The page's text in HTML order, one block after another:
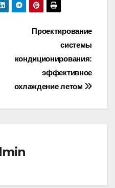
Проектирование
системы
кондиционирования:
эффективное
охлаждение летом